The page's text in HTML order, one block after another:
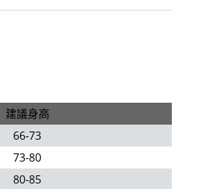
建議身高
66-73
73-80
80-85